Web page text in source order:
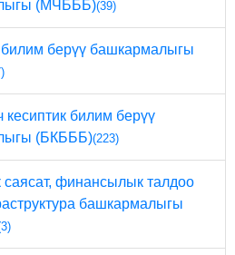
(МЧБББ)(39)
билим берүү башкармалыгы
кесиптик билим берүү
(БКБББ)(223)
саясат, финансылык талдоо
башкармалыгы